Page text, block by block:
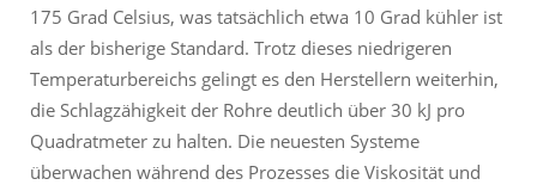
175 Grad Celsius, was tatsächlich etwa 10 Grad kühler ist
als der bisherige Standard. Trotz dieses niedrigeren
Temperaturbereichs gelingt es den Herstellern weiterhin,
die Schlagzähigkeit der Rohre deutlich über 30 kJ pro
Quadratmeter zu halten. Die neuesten Systeme
überwachen während des Prozesses die Viskosität und